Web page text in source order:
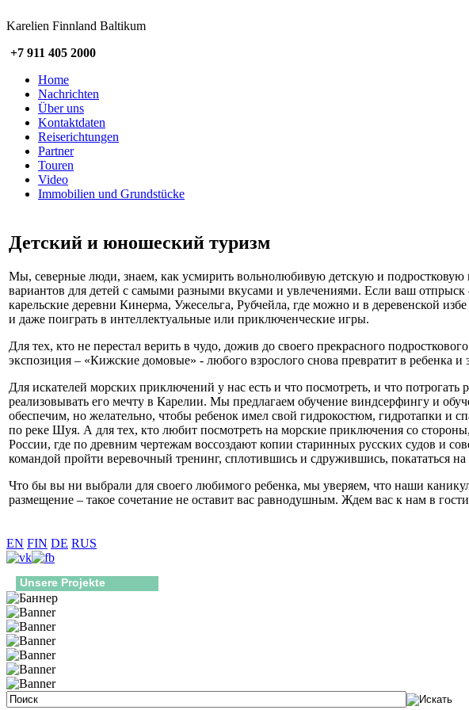
Karelien Finnland Baltikum
+7 911 405 2000
Home
Nachrichten
Über uns
Kontaktdaten
Reiserichtungen
Partner
Touren
Video
Immobilien und Grundstücke
Детский и юношеский туризм
Мы, северные люди, знаем, как усмирить вольнолюбивую детскую и
вариантов для детей с самыми разными вкусами и увлечениями. Если ваш
карельские деревни Кинерма, Ужесельга, Рубчейла, где можно и в деревенской
и даже поиграть в интеллектуальные или приключенческие игры.
Для тех, кто не перестал верить в чудо, дожив до своего прекрасного
экспозиция – «Кижские домовые» - любого взрослого снова превратит в ребенка и
Для искателей морских приключений у нас есть и что посмотреть, и что
реализовывать его мечту в Карелии. Мы предлагаем обучение виндсерфингу и
обеспечим, но желательно, чтобы ребенок имел свой гидрокостюм, гидротапки и
по реке Шуя. А для тех, кто любит посмотреть на морские приключения со
России, где по древним чертежам воссоздают копии старинных русских судов и
командой пройти веревочный тренинг, сплотившись и сдружившись, покататься
Что бы вы ни выбрали для своего любимого ребенка, мы уверяем, что наши
размещение – такое сочетание не оставит вас равнодушным. Ждем вас к нам в
EN FIN DE RUS
Unsere Projekte